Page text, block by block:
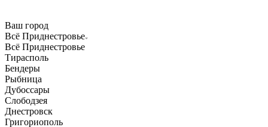
Ваш город
Всё Приднестровье
Всё Приднестровье
Тирасполь
Бендеры
Рыбница
Дубоссары
Слободзея
Днестровск
Григориополь